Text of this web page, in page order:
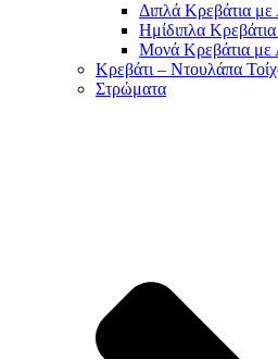
Διπλά Κρεβάτια
Ημίδιπλα
Μονά Κρεβάτια με
Κρεβάτι – Ντουλάπα
Στρώματα